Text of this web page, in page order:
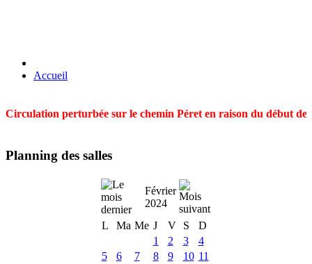
Accueil
Circulation perturbée sur le chemin Péret en raison du début
Planning des salles
Février
2024
L
Ma Me J V S
D
1
2 3
4
5
6 7 8 9 10 11